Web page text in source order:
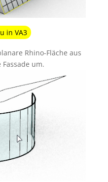
in VA3
Rhino-Fläche aus
um.